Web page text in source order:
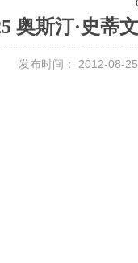
奥斯汀·史
发布时间： 2012-08-